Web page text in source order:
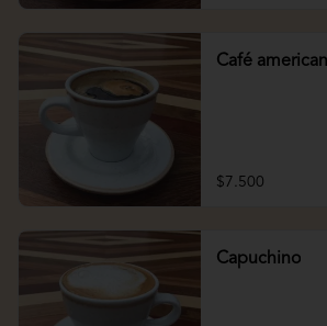
Café
$7.500
Capuchino